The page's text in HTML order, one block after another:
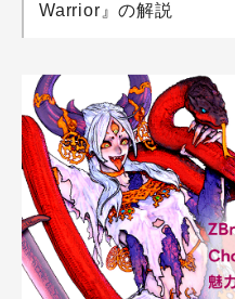
Warrior』の解説